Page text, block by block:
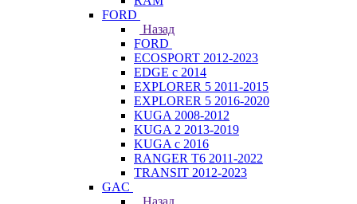
FORD
Назад
FORD
ECOSPORT 2012-2023
EDGE c 2014
EXPLORER 5 2011-2015
EXPLORER 5 2016-2020
KUGA 2008-2012
KUGA 2 2013-2019
KUGA с 2016
RANGER T6 2011-2022
TRANSIT 2012-2023
GAC
Назад